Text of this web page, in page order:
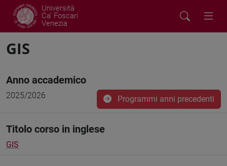
Università
Ca' Foscari
Venezia
GIS
Anno accademico
2025/2026 Programmi anni precedenti
Titolo corso in inglese
GIS